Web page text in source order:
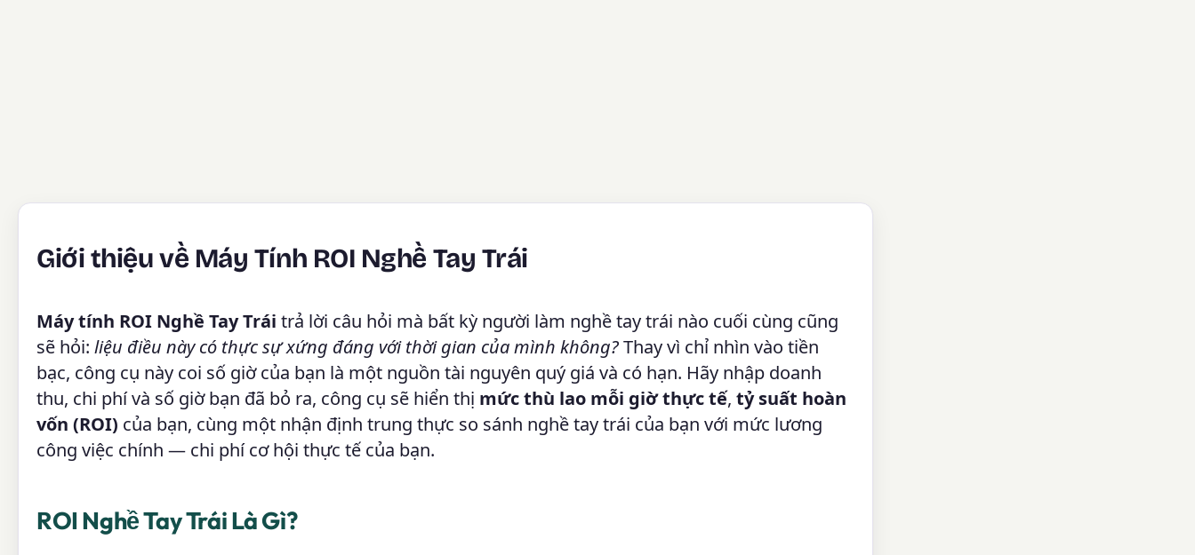
Giới thiệu về Máy Tính ROI Nghề Tay Trái
Máy tính ROI Nghề Tay Trái trả lời câu hỏi mà bất kỳ người làm nghề tay trái nào cuối cùng cũng
sẽ hỏi: liệu điều này có thực sự xứng đáng với thời gian của mình không?Thay vì chỉ nhìn vào tiền
bạc, công cụ này coi số giờ của bạn là một nguồn tài nguyên quý giá và có hạn. Hãy nhập doanh
thu, chi phí và số giờ bạn đã bỏ ra, công cụ sẽ hiển thị mức thù lao mỗi giờ thực tế, tỷ suất hoàn
vốn (ROI) của bạn, cùng một nhận định trung thực so sánh nghề tay trái của bạn với mức lương
công việc chính — chi phí cơ hội thực tế của bạn.
ROI Nghề Tay Trái Là Gì?